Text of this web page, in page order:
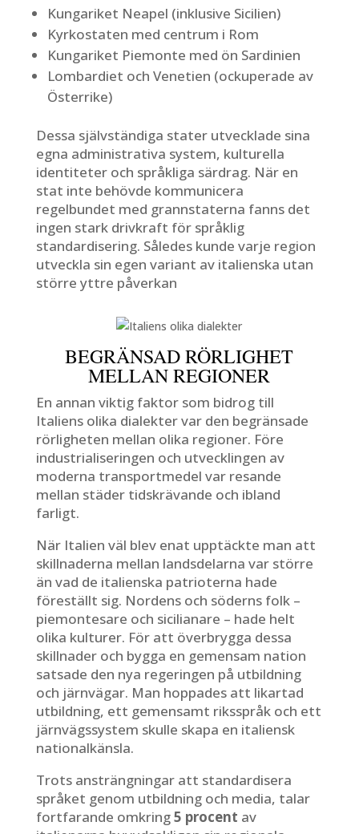
Kungariket Neapel (inklusive Sicilien)
Kyrkostaten med centrum i Rom
Kungariket Piemonte med ön Sardinien
Lombardiet och Venetien (ockuperade av
Österrike)
Dessa självständiga stater utvecklade sina
egna administrativa system, kulturella
identiteter och språkliga särdrag. När en
stat inte behövde kommunicera
regelbundet med grannstaterna fanns det
ingen stark drivkraft för språklig
standardisering. Således kunde varje region
utveckla sin egen variant av italienska utan
större yttre påverkan
BEGRÄNSAD RÖRLIGHET
MELLAN REGIONER
En annan viktig faktor som bidrog till
Italiens olika dialekter var den begränsade
rörligheten mellan olika regioner. Före
industrialiseringen och utvecklingen av
moderna transportmedel var resande
mellan städer tidskrävande och ibland
farligt.
När Italien väl blev enat upptäckte man att
skillnaderna mellan landsdelarna var större
än vad de italienska patrioterna hade
föreställt sig. Nordens och söderns folk –
piemontesare och sicilianare – hade helt
olika kulturer. För att överbrygga dessa
skillnader och bygga en gemensam nation
satsade den nya regeringen på utbildning
och järnvägar. Man hoppades att likartad
utbildning, ett gemensamt riksspråk och ett
järnvägssystem skulle skapa en italiensk
nationalkänsla.
Trots ansträngningar att standardisera
språket genom utbildning och media, talar
fortfarande omkring5 procent av